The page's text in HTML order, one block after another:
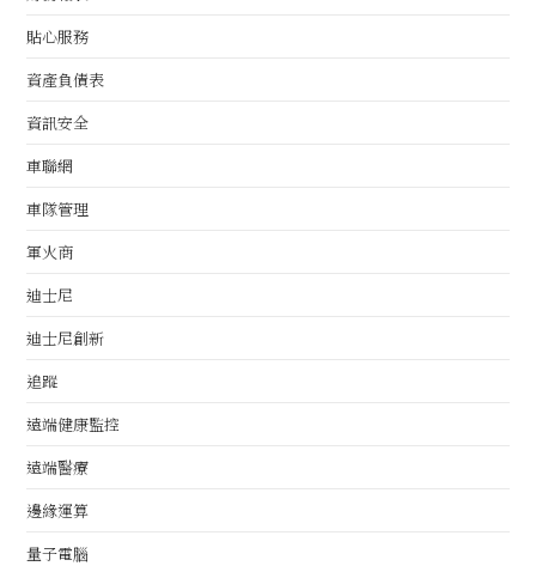
貼心服務
資產負債表
資訊安全
車聯網
車隊管理
軍火商
迪士尼
迪士尼創新
追蹤
遠端健康監控
遠端醫療
邊緣運算
量子電腦